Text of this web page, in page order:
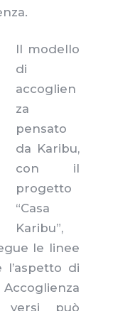
Il modello
di
accoglien
za
pensato
da Karibu,
con il
progetto
“Casa
Karibu”,
le linee
l’aspetto di
versi può